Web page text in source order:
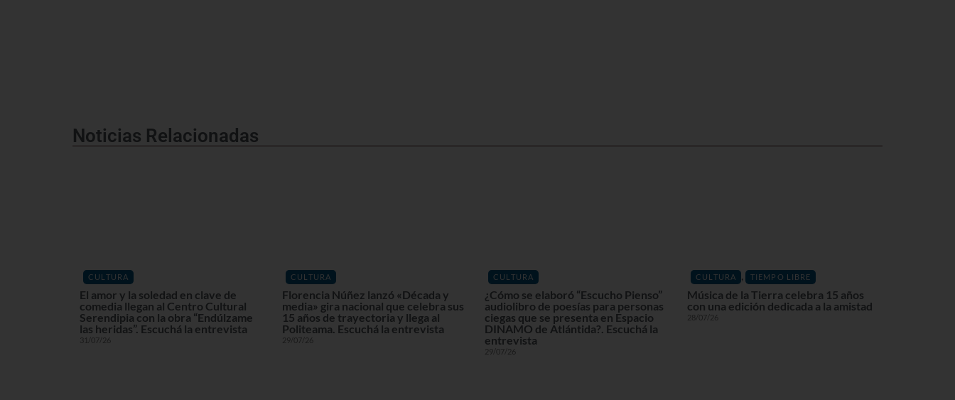
Noticias Relacionadas
CULTURA
El amor y la soledad en clave de
comedia llegan al Centro Cultural
Serendipia con la obra “Endúlzame
las heridas”. Escuchá la entrevista
31/07/26
CULTURA
Florencia Núñez lanzó «Década y
media» gira nacional que celebra sus
15 años de trayectoria y llega al
Politeama. Escuchá la entrevista
29/07/26
CULTURA
¿Cómo se elaboró “Escucho Pienso”
audiolibro de poesías para personas
ciegas que se presenta en Espacio
DINAMO de Atlántida?. Escuchá la
entrevista
29/07/26
CULTURA , TIEMPO LIBRE
Música de la Tierra celebra 15 años
con una edición dedicada a la amistad
28/07/26